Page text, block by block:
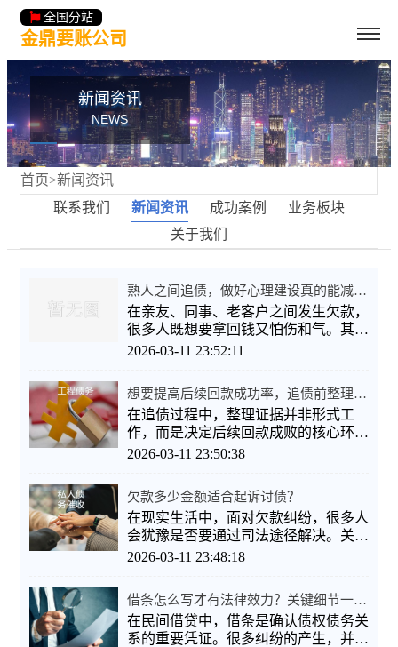
全国分站
金鼎要账公司
新闻资讯
NEWS
首页>新闻资讯
联系我们
新闻资讯 成功案例
业务板块
关于我们
熟人之间追债，做好心理建设真的能减少尴尬和纠
在亲友、同事、老客户之间发生欠款，
很多人既想要拿回钱又怕伤和气。其
实，做好心理建设能明显降低尴尬、减
2026-03-11 23:52:11
想要提高后续回款成功率，追债前整理证据的核心
在追债过程中，整理证据并非形式工
作，而是决定后续回款成败的核心环
节。清晰的证据链能提高法律途径的胜
2026-03-11 23:50:38
欠款多少金额适合起诉讨债？
在现实生活中，面对欠款纠纷，很多人
会犹豫是否要通过司法途径解决。关于
“欠款多少适合起诉”，并没有一刀
2026-03-11 23:48:18
借条怎么写才有法律效力？关键细节一次讲清
在民间借贷中，借条是确认债权债务关
系的重要凭证。很多纠纷的产生，并不